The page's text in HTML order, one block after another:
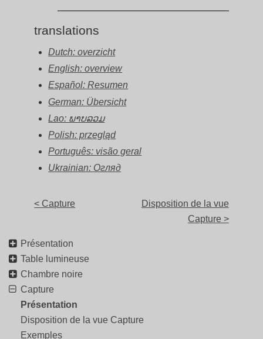
translations
Dutch: overzicht
English: overview
Español: Resumen
German: Übersicht
Lao: ພາບລວມ
Polish: przegląd
Português: visão geral
Ukrainian: Огляд
< Capture
Disposition de la vue
Capture >
Présentation
Table lumineuse
Chambre noire
Capture
Présentation
Disposition de la vue Capture
Exemples